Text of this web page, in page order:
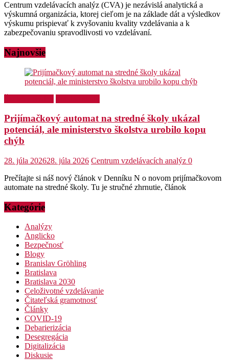
Centrum vzdelávacích analýz (CVA) je nezávislá analytická a
výskumná organizácia, ktorej cieľom je na základe dát a výsledkov
výskumu prispievať k zvyšovaniu kvality vzdelávania a k
zabezpečovaniu spravodlivosti vo vzdelávaní.
Najnovšie
Prijímačkový automat na stredné školy ukázal
potenciál, ale ministerstvo školstva urobilo kopu
chýb
28. júla 202628. júla 2026 Centrum vzdelávacích analýz 0
Prečítajte si náš nový článok v Denníku N o novom prijímačkovom
automate na stredné školy. Tu je stručné zhrnutie, článok
Kategórie
Analýzy
Anglicko
Bezpečnosť
Blogy
Branislav Gröhling
Bratislava
Bratislava 2030
Celoživotné vzdelávanie
Čitateľská gramotnosť
Články
COVID-19
Debarierizácia
Desegregácia
Digitalizácia
Diskusie